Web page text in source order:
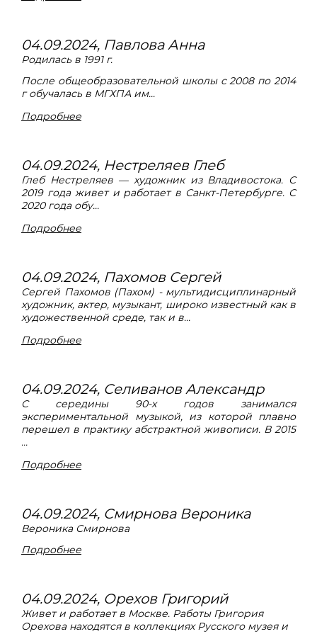
04.09.2024, Павлова Анна
Родилась в 1991 г.
После общеобразовательной школы с 2008 по 2014
г обучалась в МГХПА им...
Подробнее
04.09.2024, Нестреляев Глеб
Глеб Нестреляев — художник из Владивостока. С
2019 года живет и работает в Санкт-Петербурге. С
2020 года обу...
Подробнее
04.09.2024, Пахомов Сергей
Сергей Пахомов (Пахом) - мультидисциплинарный
художник, актер, музыкант, широко известный как в
художественной среде, так и в...
Подробнее
04.09.2024, Селиванов Александр
С середины 90-х годов занимался
экспериментальной музыкой, из которой плавно
перешел в практику абстрактной живописи. В 2015
...
Подробнее
04.09.2024, Смирнова Вероника
Вероника Смирнова
Подробнее
04.09.2024, Орехов Григорий
Живет и работает в Москве. Работы Григория
Орехова находятся в коллекциях Русского музея и